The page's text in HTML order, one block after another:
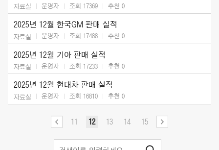
자료실 운영자 조회 17369 추천 0
2025년 12월 한국GM 판매 실적
자료실 운영자 조회 17488 추천 0
2025년 12월 기아 판매 실적
자료실 운영자 조회 17233 추천 0
2025년 12월 현대차 판매 실적
자료실 운영자 조회 16810 추천 0
11 12 13 14 15